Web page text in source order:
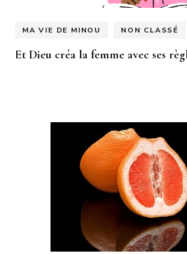
MA VIE DE MINOU NON CLASSÉ
Et Dieu créa la femme avec ses